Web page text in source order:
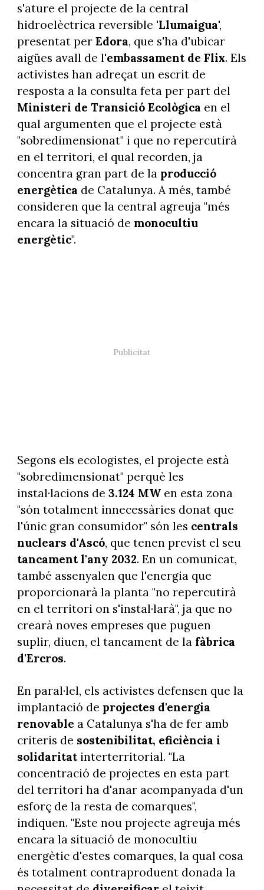
s'ature el projecte de la central
hidroelèctrica reversible 'Llumaigua',
presentat per Edora, que s'ha d'ubicar
aigües avall de l'embassament de Flix. Els
activistes han adreçat un escrit de
resposta a la consulta feta per part del
Ministeri de Transició Ecològica en el
qual argumenten que el projecte està
"sobredimensionat" i que no repercutirà
en el territori, el qual recorden, ja
concentra gran part de la producció
energètica de Catalunya. A més, també
consideren que la central agreuja "més
encara la situació de monocultiu
energètic".
Segons els ecologistes, el projecte està
"sobredimensionat" perquè les
instal·lacions de 3.124 MW en esta zona
"són totalment innecessàries donat que
l'únic gran consumidor" són les centrals
nuclears d'Ascó, que tenen previst el seu
tancament l'any 2032. En un comunicat,
també assenyalen que l'energia que
proporcionarà la planta "no repercutirà
en el territori on s'instal·larà", ja que no
crearà noves empreses que puguen
suplir, diuen, el tancament de la fàbrica
d'Ercros.
En paral·lel, els activistes defensen que la
implantació de projectes d'energia
renovable a Catalunya s'ha de fer amb
criteris de sostenibilitat, eficiència i
solidaritatinterterritorial. "La
concentració de projectes en esta part
del territori ha d'anar acompanyada d'un
esforç de la resta de comarques",
indiquen. "Este nou projecte agreuja més
encara la situació de monocultiu
energètic d'estes comarques, la qual cosa
és totalment contraproduent donada la